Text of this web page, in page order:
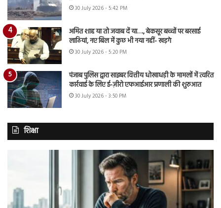
30 July 2026 - 5:42 PM
अमित शाह या तो जवाब दें या…., बेकसूर बच्चों पर बरसाई
लाठियां, नए बिल में कुछ भी नया नहीं- खड़गे
30 July 2026 - 5:20 PM
पंजाब पुलिस द्वारा साइबर वित्तीय धोखाधड़ी के मामलों में त्वरित
कार्रवाई के लिए ई-ज़ीरो एफआईआर प्रणाली की शुरुआत
30 July 2026 - 3:50 PM
शिक्षा